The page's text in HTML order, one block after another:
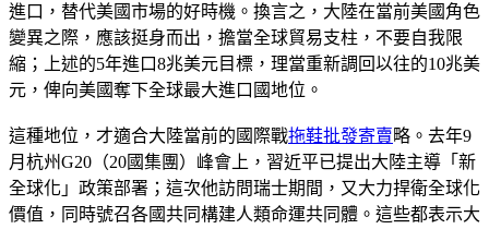
進口，替代美國市場的好時機。換言之，大陸在當前美國角色
變異之際，應該挺身而出，擔當全球貿易支柱，不要自我限
縮；上述的5年進口8兆美元目標，理當重新調回以往的10兆美
元，俾向美國奪下全球最大進口國地位。
這種地位，才適合大陸當前的國際戰拖鞋批發寄賣略。去年9
月杭州G20（20國集團）峰會上，習近平已提出大陸主導「新
全球化」政策部署；這次他訪問瑞士期間，又大力捍衛全球化
價值，同時號召各國共同構建人類命運共同體。這些都表示大